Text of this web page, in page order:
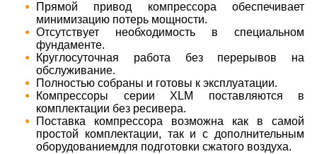
Прямой привод компрессора обеспечивает
минимизацию потерь мощности.
Отсутствует необходимость в специальном
фундаменте.
Круглосуточная работа без перерывов на
обслуживание.
Полностью собраны и готовы к эксплуатации.
Компрессоры серии XLM поставляются в
комплектации без ресивера.
Поставка компрессора возможна как в самой
простой комплектации, так и с дополнительным
оборудованиемдля подготовки сжатого воздуха.